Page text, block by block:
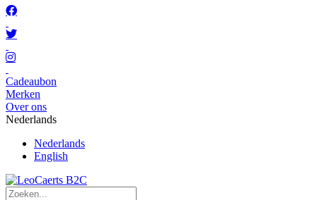
Cadeaubon
Merken
Over ons
Nederlands
Nederlands
English